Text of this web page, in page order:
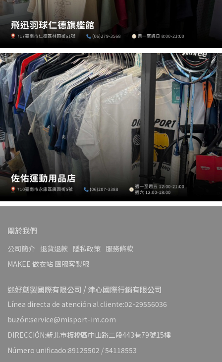
關於我們
公司簡介 退貨退款 隱私政策 服務條款
MAKEE 做衣站 團服客製服
迷好創製國際有限公司 / 津心國際行銷有限公司
Línea directa de atención al cliente:02-29556036
buzón:service@misport-im.com
DIRECCIÓN:新北市板橋區中山路二段443巷79號15樓
Número unificado:89125502 / 54118553